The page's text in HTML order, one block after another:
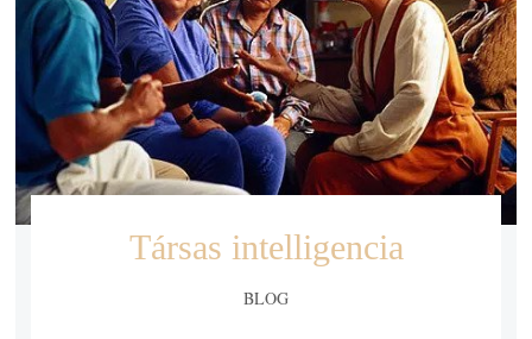
Társas intelligencia
BLOG